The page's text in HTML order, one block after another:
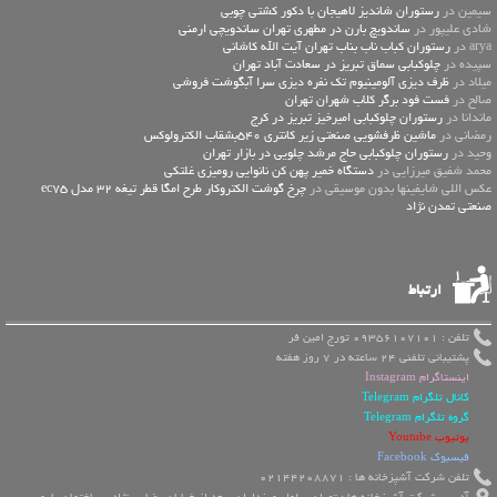
سیمین در رستوران شاندیز لاهیجان با دکور کشتی چوبی
شادی علیپور در ساندویچ بارن در مطهری تهران ساندویچی ارمنی
arya در
رستوران کباب ناب بناب تهران آیت الله کاشانی
سپیده در چلوکبابی سماق تبریز در سعادت آباد تهران
میلاد در ظرف دیزی آلومینیوم تک نفره دیزی سرا آبگوشت فروشی
صالح در فست فود برگر کلاب شهران تهران
ماندانا در رستوران چلوکبابی امیرخیز تبریز در کرج
رمضانی در ماشین ظرفشویی صنعتی زیر کانتری 540بشقاب الکترولوکس
وحید در رستوران چلوکبابی حاج مرشد چلویی در بازار تهران
محمد شفیق میرزایی در دستگاه خمیر پهن کن نانوایی رومیزی غلتکی
عكس اللي شايفينها بدون موسيقى در
چرخ گوشت الکتروکار طرح امگا قطر تیغه 32 مدل ec75
صنعتی تمدن نژاد
ارتباط
تلفن : 09356107101 تورج امین فر
پشتیبانی تلفنی 24 ساعته در 7 روز هفته
اینستاگرام Instagram
کانال تلگرام Telegram
گروه تلگرام Telegram
یوتیوب Youtube
فیسبوک Facebook
تلفن شرکت آشپزخانه ها : 02144208871